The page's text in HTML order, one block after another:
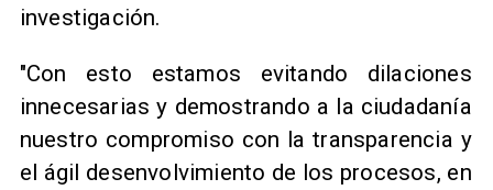
investigación.
"Con esto estamos evitando dilaciones
innecesarias y demostrando a la ciudadanía
nuestro compromiso con la transparencia y
el ágil desenvolvimiento de los procesos, en